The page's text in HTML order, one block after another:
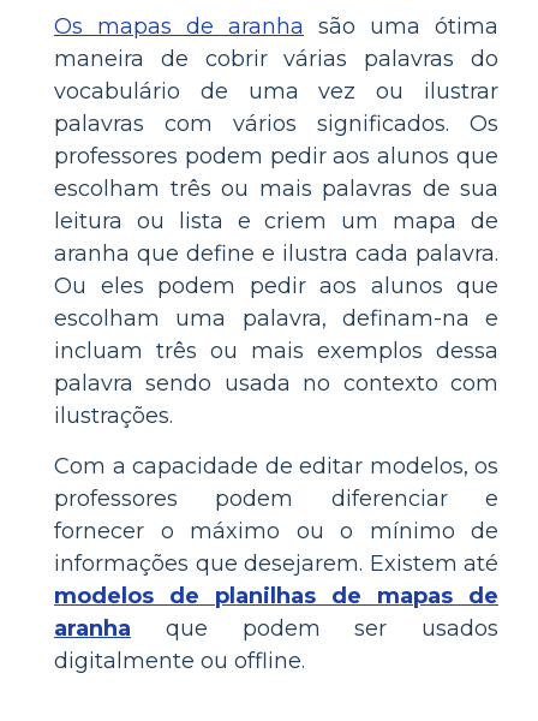
Os mapas de aranha são uma ótima
maneira de cobrir várias palavras do
vocabulário de uma vez ou ilustrar
palavras com vários significados. Os
professores podem pedir aos alunos que
escolham três ou mais palavras de sua
leitura ou lista e criem um mapa de
aranha que define e ilustra cada palavra.
Ou eles podem pedir aos alunos que
escolham uma palavra, definam-na e
incluam três ou mais exemplos dessa
palavra sendo usada no contexto com
ilustrações.
Com a capacidade de editar modelos, os
professores podem diferenciar e
fornecer o máximo ou o mínimo de
informações que desejarem. Existem até
modelos de planilhas de mapas de
aranha que podem ser usados
digitalmente ou offline.